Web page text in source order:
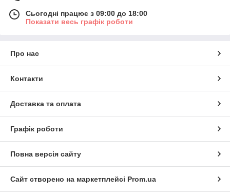
Сьогодні працює з 09:00 до 18:00
Показати весь графік роботи
Про нас
Контакти
Доставка та оплата
Графік роботи
Повна версія сайту
Сайт створено на маркетплейсі Prom.ua